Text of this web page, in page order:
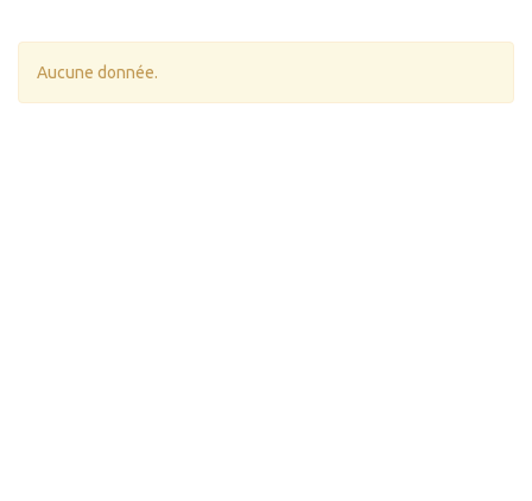
Aucune donnée.